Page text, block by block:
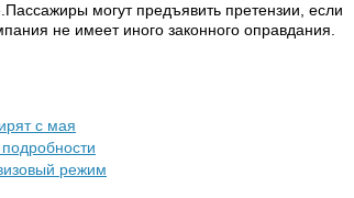
могут предъявить претензии, если
не имеет иного законного оправдания.
с мая
режим